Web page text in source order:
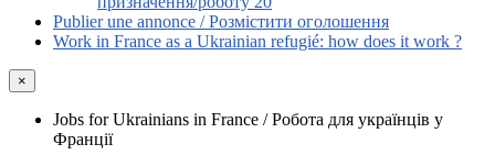
Publier une annonce / Розмістити оголошення
Work in France as a Ukrainian refugié: how does it work ?
×
Jobs for Ukrainians in France / Робота для українців у
Франції